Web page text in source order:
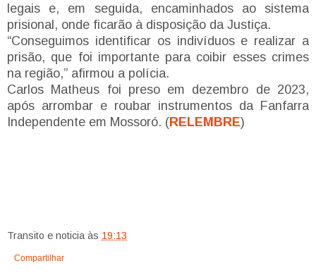
legais e, em seguida, encaminhados ao sistema
prisional, onde ficarão à disposição da Justiça.
“Conseguimos identificar os indivíduos e realizar a
prisão, que foi importante para coibir esses crimes
na região,” afirmou a polícia.
Carlos Matheus foi preso em dezembro de 2023,
após arrombar e roubar instrumentos da Fanfarra
Independente em Mossoró. (RELEMBRE)
Transito e noticia às 19:13
Compartilhar